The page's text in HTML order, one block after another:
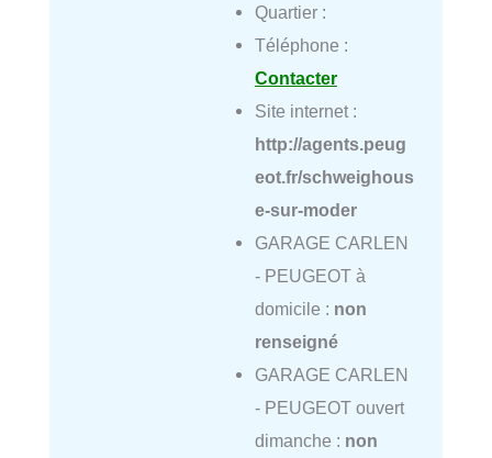
Quartier :
Téléphone :
Contacter
Site internet :
http://agents.peug
eot.fr/schweighous
e-sur-moder
GARAGE CARLEN
- PEUGEOT à
domicile : non
renseigné
GARAGE CARLEN
- PEUGEOT ouvert
dimanche : non